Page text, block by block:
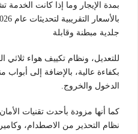
بمدة الإيجار وما إذا كانت الخدمة
جلدية مبطنة وقابلة
للتعديل، ونظام تكييف هواء ثلاثي
بكفاءة عالية، بالإضافة إلى أبواب
الدخول والخروج.
كما أنها مزودة بأحدث تقنيات
نظام التحذير من الاصطدام،